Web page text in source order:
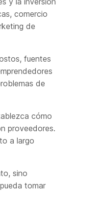
comercio
de
fuentes
de
cómo
proveedores.
a largo
sino
tomar